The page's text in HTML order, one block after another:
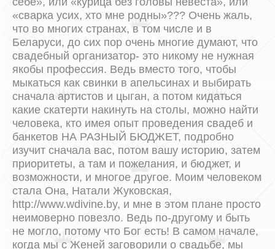
«сварка усих, хто мне родны»??? Очень жаль,
что во многих странах, в том числе и в
Беларуси, до сих пор очень многие думают, что
свадебный организатор- это никому не нужная
якобы профессия. Ведь вместо того, чтобы
мыкаться как свинки в апельсинах и выбирать
сначала артистов и цыган, а потом кидаться
какие скатерти накинуть на столы, можно найти
человека, кто имея опыт проведения свадеб и
банкетов НА РАЗНЫЙ БЮДЖЕТ, подробно
изучит сначала вас, потом вашу историю, затем
приоритеты, а там и пожелания, и бюджет, и
возможности, и многое другое. Моим человеком
стала Она, Натали Жуковская,
http://www.wdivine.by, и мне в этом плане просто
неимоверно повезло. Ведь по-другому и быть
не могло, потому что Бог есть! В самом начале,
когда мы с Женей заговорили о свадьбе, мы